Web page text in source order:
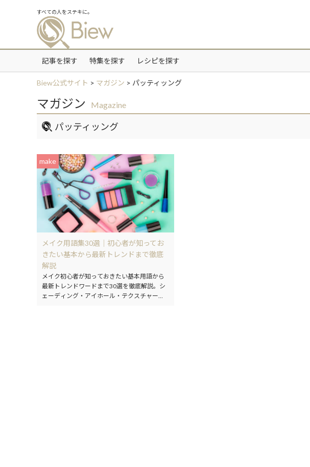
すべての人をステキに。
記事を探す 特集を探す レシピを探す
Biew公式サイト > マガジン > パッティッング
マガジン Magazine
パッティッング
make
メイク用語集30選｜初心者が知ってお
きたい基本から最新トレンドまで徹底
解説
メイク初心者が知っておきたい基本用語から
最新トレンドワードまで30選を徹底解説。シ
ェーディング・アイホール・テクスチャーな